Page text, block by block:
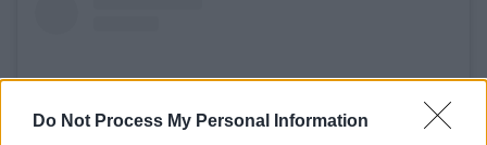
Do Not Process My Personal Information